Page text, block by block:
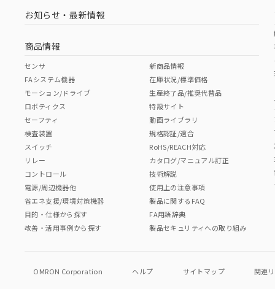
お知らせ・最新情報
商品情報
センサ
FAシステム機器
モーション/ドライブ
ロボティクス
セーフティ
検査装置
スイッチ
リレー
コントロール
電源/周辺機器他
省エネ支援/環境対策機器
目的・仕様から探す
改善・活用事例から探す
新商品情報
在庫状況/標準価格
生産終了品/推奨代替品
特設サイト
動画ライブラリ
規格認証/適合
RoHS/REACH対応
カタログ/マニュアル訂正
技術解説
使用上の注意事項
製品に関するFAQ
FA用語辞典
製品セキュリティへの取り組み
OMRON Corporation ヘルプ サイトマップ 関連